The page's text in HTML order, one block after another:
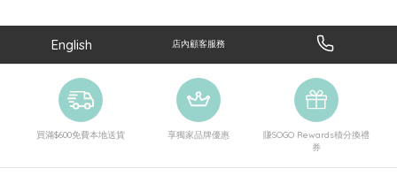
English 店內顧客服務
買滿$600免費本地送貨 享獨家品牌優惠
賺SOGO Rewards積分換禮
券